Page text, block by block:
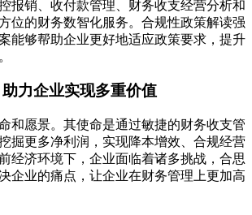
控报销、收付款管理、财务收支经营分析和
位的财务数智化服务。合规性政策解读强
能够帮助企业更好地适应政策要求，提升
力企业实现多重价值
和愿景。其使命是通过敏捷的财务收支管
掘更多净利润，实现降本增效、合规经营
经济环境下，企业面临着诸多挑战，合思
企业的痛点，让企业在财务管理上更加高